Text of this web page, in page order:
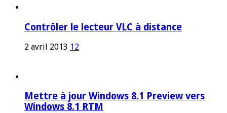
Contrôler le lecteur VLC à distance
2 avril 2013 12
Mettre à jour Windows 8.1 Preview vers
Windows 8.1 RTM